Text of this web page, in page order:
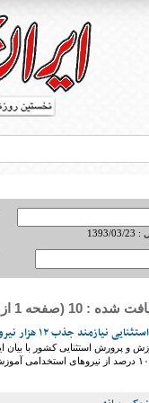
بریل در جهان
23
: 10 (صفحه 1 از 1)
جذب ۱۲ هزار نیرو در کشور است